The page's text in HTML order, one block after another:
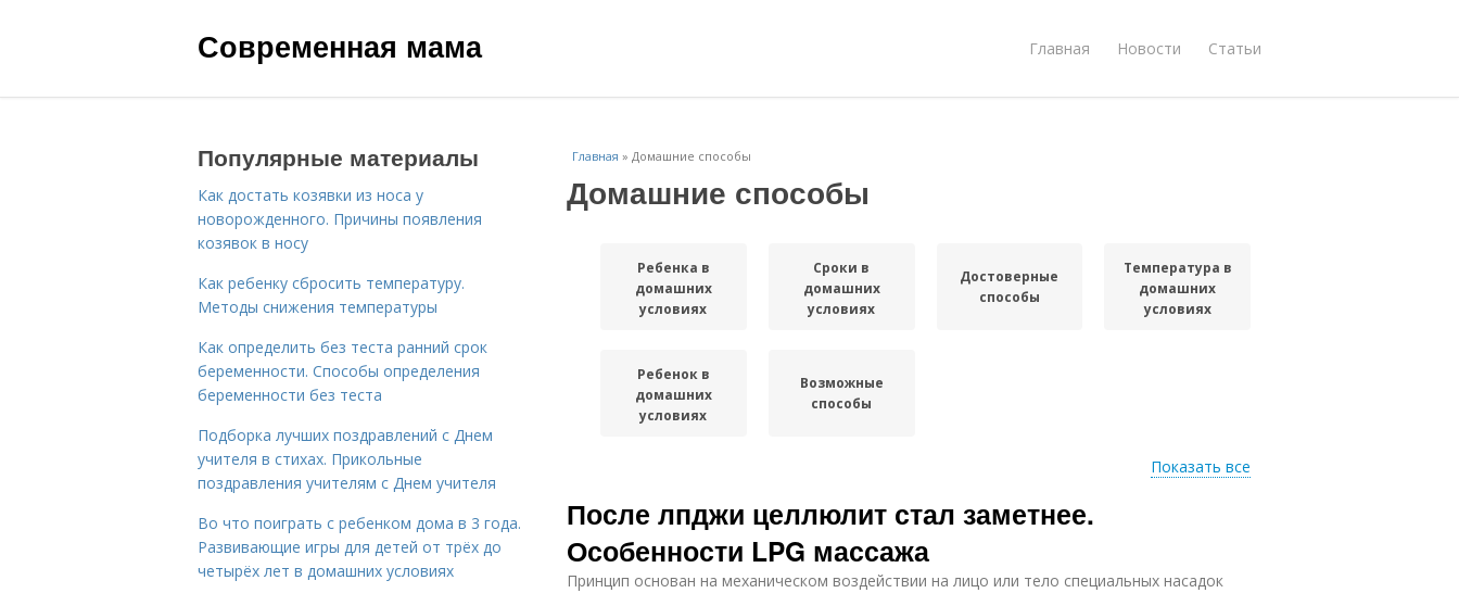
Современная мама Главная Новости Статьи
Главная » Домашние способы
Домашние способы
Ребенка в
домашних
условиях
Сроки в
домашних
условиях
Достоверные
способы
Температура в
домашних
условиях
Ребенок в
домашних
условиях
Возможные
способы
Показать все
После лпджи целлюлит стал заметнее.
Особенности LPG массажа
Принцип основан на механическом воздействии на лицо или тело специальных насадок
Популярные материалы
Как достать козявки из носа у
новорожденного. Причины появления
козявок в носу
Как ребенку сбросить температуру.
Методы снижения температуры
Как определить без теста ранний срок
беременности. Способы определения
беременности без теста
Подборка лучших поздравлений с Днем
учителя в стихах. Прикольные
поздравления учителям с Днем учителя
Во что поиграть с ребенком дома в 3 года.
Развивающие игры для детей от трёх до
четырёх лет в домашних условиях